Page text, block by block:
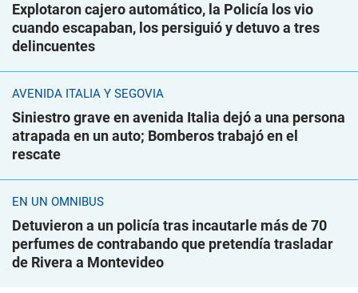
Explotaron cajero automático, la Policía los vio
cuando escapaban, los persiguió y detuvo a tres
delincuentes
AVENIDA ITALIA Y SEGOVIA
Siniestro grave en avenida Italia dejó a una persona
atrapada en un auto; Bomberos trabajó en el
rescate
EN UN ÓMNIBUS
Detuvieron a un policía tras incautarle más de 70
perfumes de contrabando que pretendía trasladar
de Rivera a Montevideo